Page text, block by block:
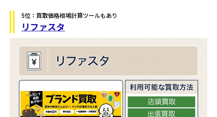
5位：買取価格相場計算ツールもあり
リファスタ